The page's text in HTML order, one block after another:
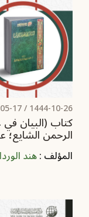
1444-10-26 /
17
كتاب (البيان
الرحمن
المؤلف :هند